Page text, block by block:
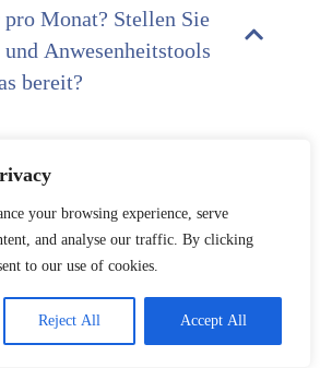
your browsing experience, serve
and analyse our traffic. By clicking
to our use of cookies.
Reject All Accept All
pro Monat? Stellen Sie
Anwesenheitstools
bereit?
Analytics evaluiert einzelne
und bewertet die Leistungen der
(Roll Call) ist eine externe
in Canvas-Kursen